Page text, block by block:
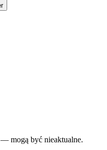
mogą być nieaktualne.